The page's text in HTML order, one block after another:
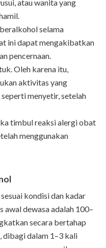
atau wanita yang
selama
ini dapat mengakibatkan
pencernaan.
Oleh karena itu,
aktivitas yang
menyetir, setelah
timbul reaksi alergi obat
menggunakan
kondisi dan kadar
awal dewasa adalah 100–
secara bertahap
dibagi dalam 1–3 kali